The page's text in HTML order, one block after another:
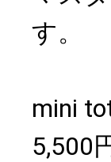
す。
mini
5,500